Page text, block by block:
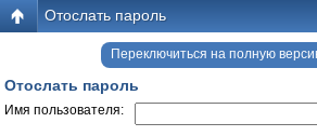
Отослать пароль
Переключиться на полную
Отослать пароль
Имя пользователя: